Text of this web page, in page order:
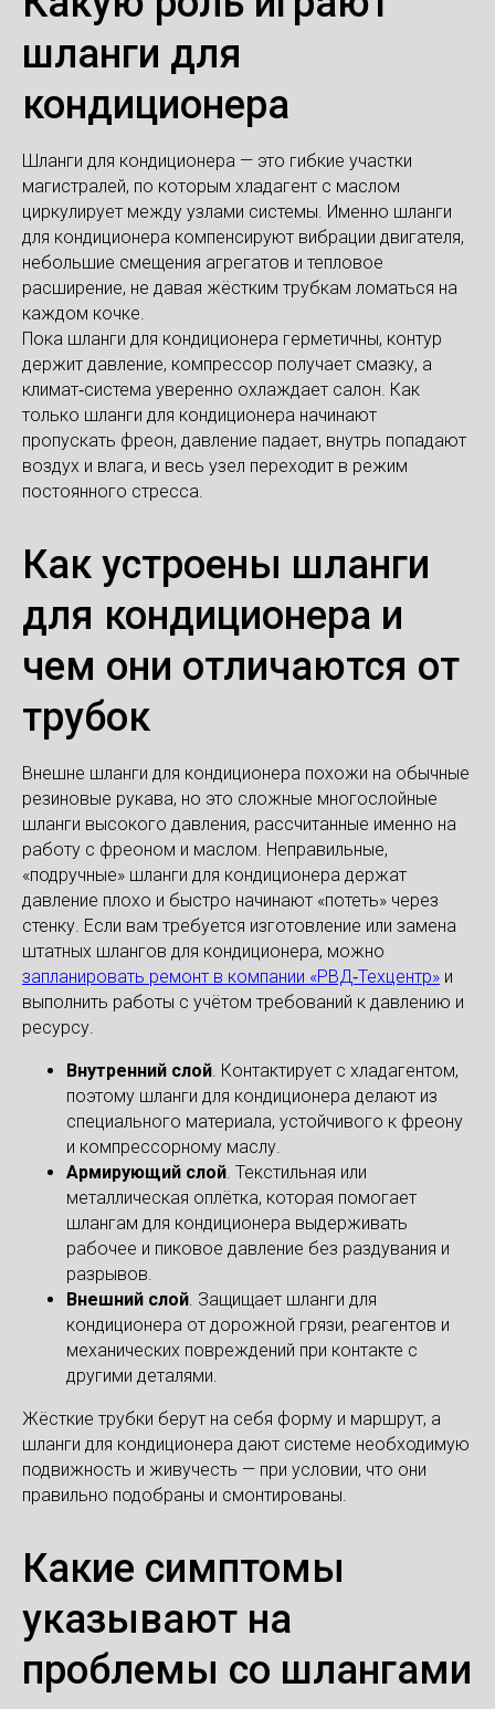
шланги для
кондиционера
Шланги для кондиционера — это гибкие участки
магистралей, по которым хладагент с маслом
циркулирует между узлами системы. Именно шланги
для кондиционера компенсируют вибрации двигателя,
небольшие смещения агрегатов и тепловое
расширение, не давая жёстким трубкам ломаться на
каждом кочке.
Пока шланги для кондиционера герметичны, контур
держит давление, компрессор получает смазку, а
климат‑система уверенно охлаждает салон. Как
только шланги для кондиционера начинают
пропускать фреон, давление падает, внутрь попадают
воздух и влага, и весь узел переходит в режим
постоянного стресса.
Как устроены шланги
для кондиционера и
чем они отличаются от
трубок
Внешне шланги для кондиционера похожи на обычные
резиновые рукава, но это сложные многослойные
шланги высокого давления, рассчитанные именно на
работу с фреоном и маслом. Неправильные,
«подручные» шланги для кондиционера держат
давление плохо и быстро начинают «потеть» через
стенку. Если вам требуется изготовление или замена
штатных шлангов для кондиционера, можно
запланировать ремонт в компании «РВД‑Техцентр» и
выполнить работы с учётом требований к давлению и
ресурсу.
Внутренний слой. Контактирует с хладагентом,
поэтому шланги для кондиционера делают из
специального материала, устойчивого к фреону
и компрессорному маслу.
Армирующий слой. Текстильная или
металлическая оплётка, которая помогает
шлангам для кондиционера выдерживать
рабочее и пиковое давление без раздувания и
разрывов.
Внешний слой. Защищает шланги для
кондиционера от дорожной грязи, реагентов и
механических повреждений при контакте с
другими деталями.
Жёсткие трубки берут на себя форму и маршрут, а
шланги для кондиционера дают системе необходимую
подвижность и живучесть — при условии, что они
правильно подобраны и смонтированы.
Какие симптомы
указывают на
проблемы со шлангами